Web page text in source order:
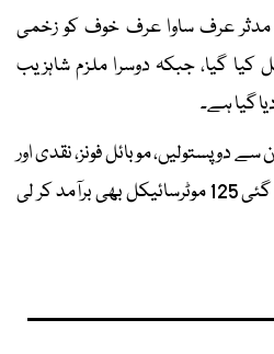
مدثر عرف ساوا عرف خوف کو زخمی
گیا، جبکہ دوسرا ملزم شاہزیب
گیا ہے۔
دو پستولیں، موبائل فونز، نقدی اور
گارڈن کے علاقے سے چھینی گئی 125 موٹرسائیکل بھی برآمد کر لی